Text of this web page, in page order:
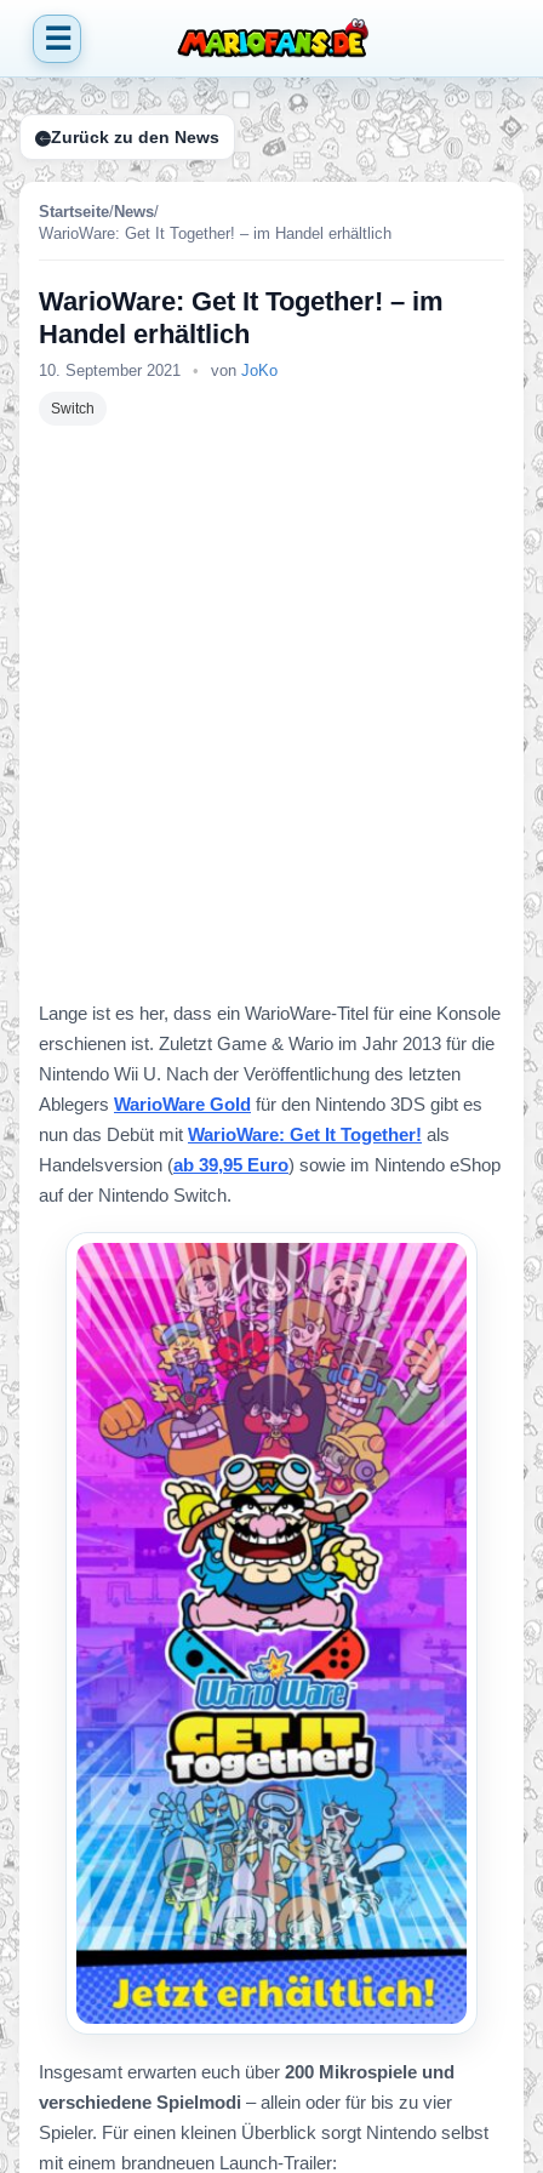
☰
Zurück zu den News
Startseite/News/
WarioWare: Get It Together! – im Handel erhältlich
WarioWare: Get It Together! – im
Handel erhältlich
10. September 2021 • von JoKo
Switch
Lange ist es her, dass ein WarioWare-Titel für eine Konsole
erschienen ist. Zuletzt Game & Wario im Jahr 2013 für die
Nintendo Wii U. Nach der Veröffentlichung des letzten
Ablegers WarioWare Gold für den Nintendo 3DS gibt es
nun das Debüt mit WarioWare: Get It Together! als
Handelsversion (ab 39,95 Euro) sowie im Nintendo eShop
auf der Nintendo Switch.
Insgesamt erwarten euch über 200 Mikrospiele und
verschiedene Spielmodi – allein oder für bis zu vier
Spieler. Für einen kleinen Überblick sorgt Nintendo selbst
mit einem brandneuen Launch-Trailer: